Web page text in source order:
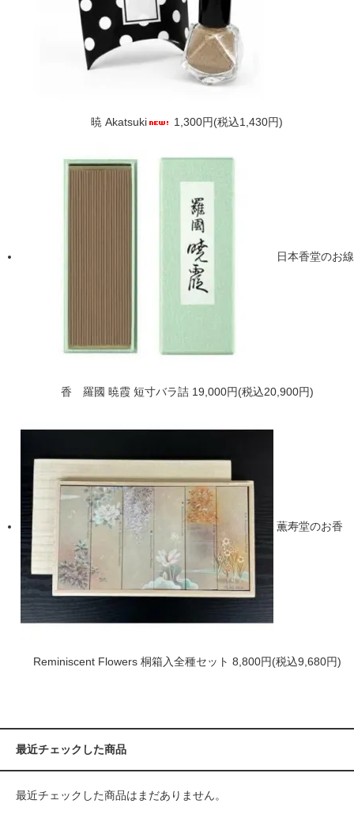
暁 Akatsuki 1,300円(税込1,430円)
日本香堂のお線
香 羅國 暁霞 短寸バラ詰 19,000円(税込20,900円)
薫寿堂のお香
Reminiscent Flowers 桐箱入全種セット 8,800円(税込9,680円)
最近チェックした商品
最近チェックした商品はまだありません。